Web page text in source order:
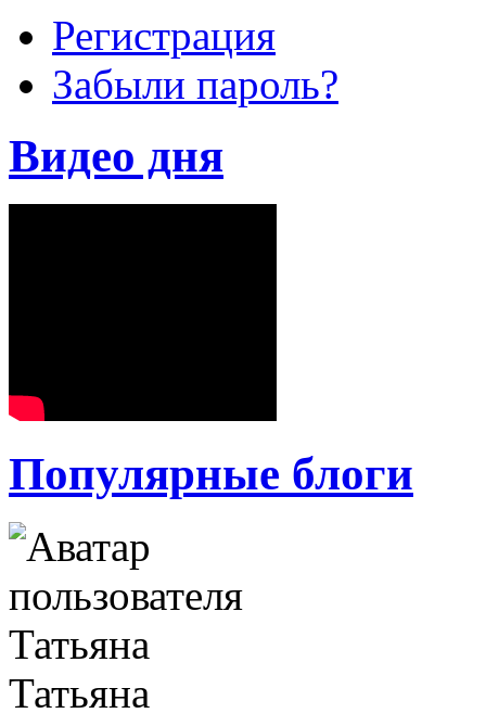
Регистрация
Забыли пароль?
Видео дня
Популярные блоги
Татьяна